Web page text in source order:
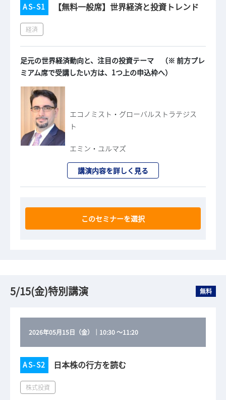
AS-S1 【無料一般席】世界経済と投資トレンド
経済
足元の世界経済動向と、注目の投資テーマ （※ 前方プレ
ミアム席で受講したい方は、1つ上の申込枠へ）
エコノミスト・グローバルストラテジス
ト
エミン・ユルマズ
講演内容を詳しく見る
このセミナーを選択
5/15(金)特別講演 無料
2026年05月15日（金） ｜ 10:30～11:20
AS-S2 日本株の行方を読む
株式投資